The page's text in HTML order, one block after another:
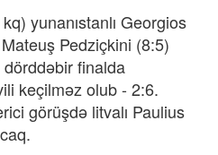
yunanıstanlı Georgios
Pedziçkini (8:5)
finalda
keçilməz olub - 2:6.
görüşdə litvalı Paulius